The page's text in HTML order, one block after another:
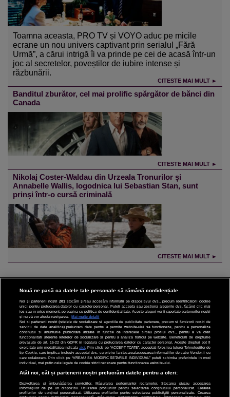
Toamna aceasta, PRO TV și VOYO aduc pe micile
ecrane un nou univers captivant prin serialul „Fără
Urmă”, a cărui intrigă îi va prinde pe cei de acasă într-un
joc al secretelor, poveștilor de iubire intense și
răzbunării.
CITESTE MAI MULT ►
Banditul zburător, cel mai prolific spărgător de bănci din
Canada
CITESTE MAI MULT ►
Nikolaj Coster-Waldau din Urzeala Tronurilor și
Annabelle Wallis, logodnica lui Sebastian Stan, sunt
prinși într-o cursă criminală
CITESTE MAI MULT ►
CINEMA
DIVERTISMENT
STIRI
TEHNOLOGIE
SPORT
JOBURI PRO
Nouă ne pasă ca datele tale personale să rămână confidențiale
Noi și partenerii noștri 201 stocăm și/sau accesăm informații pe dispozitivul dvs., precum identificatorii cookie
unici pentru prelucrarea datelor cu caracter personal. Puteți accepta sau gestiona alegerile dvs. făcând clic mai
jos sau în orice moment, pe pagina cu politica de confidențialitate. Aceste alegeri vor fi raportate partenerilor noștri
și nu vă vor afecta navigarea.
Mai multe detalii
Noi si partenerii nostri (retelele de socializare si agentiile de publicitate partenere, precum si furnizorii nostri de
servicii de date analitice) prelucram date pentru a permite website-ului sa functioneze, pentru a personaliza
continutul si anunturile publicitare afisate in functie de interesele si/sau profilul dvs., pentru a va oferi
functionalitati aferente retelelor de socializare si pentru a analiza traficul pe website. Beneficiati de drepturile
prevazute de art. 15-22 din GDPR in legatura cu prelucrarea datelor cu caracter personal. Aceste drepturi pot fi
exercitate prin modalitatea indicataaici . Prin click pe “ACCEPT TOATE”, acceptati folosirea tuturor Tehnologiilor de
tip Cookie, care implica inclusiv acceptul dvs. cu privire la stocarea/accesarea informatiilor de catre Vendor-ii cu
care colaboram. Prin click pe “VREAU SA MODIFIC SETARILE INDIVIDUAL” puteti schimba preferintele in mod
individual, mai putin cele legate de cookie strict necesare pentru functionarea website-ului.
Atât noi, cât și partenerii noștri prelucrăm datele pentru a oferi:
Dezvoltarea și îmbunătățirea serviciilor. Măsurarea performanței reclamelor. Stocarea și/sau accesarea
informațiilor de pe un dispozitiv. Utilizarea profilurilor pentru selectarea conținutului personalizat. Crearea
profilurilor de conținut personalizat. Utilizarea profilurilor pentru selectarea publicității personalizate. Crearea